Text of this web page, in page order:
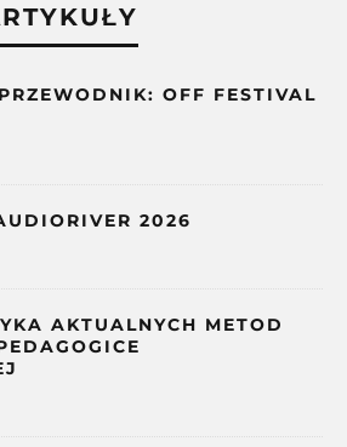
OFF FESTIVAL
2026
AKTUALNYCH METOD